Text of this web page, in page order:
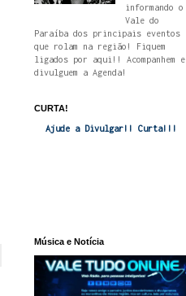
informando o
Vale do
Paraíba dos principais eventos
que rolam na região! Fiquem
ligados por aqui!! Acompanhem e
divulguem a Agenda!
CURTA!
Ajude a Divulgar!! Curta!!!
Música e Notícia